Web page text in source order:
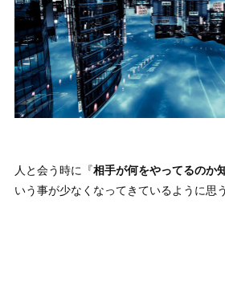
人と会う時に『相手が何をやってるのか
いう事が少なくなってきているように思う